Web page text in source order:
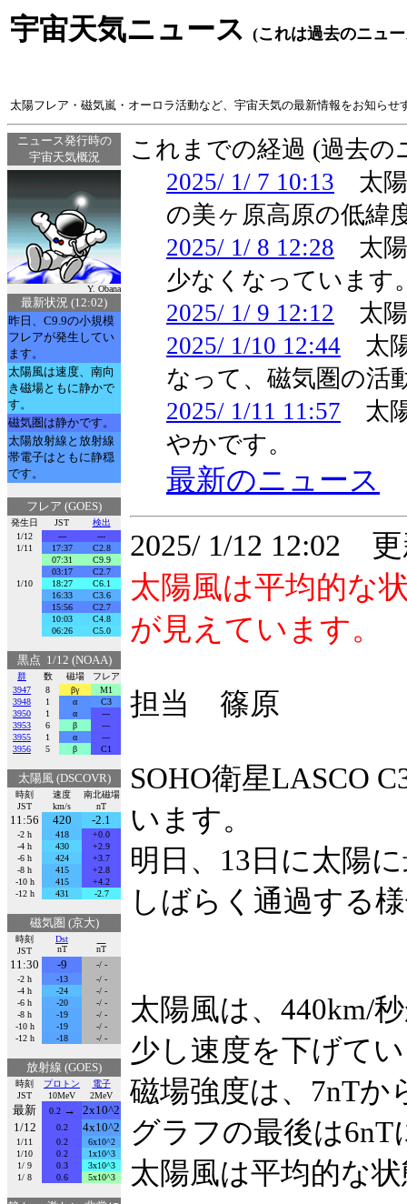
宇宙天気ニュース (これは過去のニュ
太陽フレア・磁気嵐・オーロラ活動など、宇宙天気の最新情報をお知らせ
ニュース発行時の
宇宙天気概況
Y. Obana
最新状況 (12:02)
昨日、C9.9の小規模
フレアが発生してい
ます。
太陽風は速度、南向
き磁場ともに静かで
す。
磁気圏は静かです。
太陽放射線と放射線
帯電子はともに静穏
です。
フレア (GOES)
発生日 JST
検出
1/12
---
---
1/11
17:37
C2.8
07:31
C9.9
03:17
C2.7
1/10
18:27
C6.1
16:33
C3.6
15:56
C2.7
10:03
C4.8
06:26
C5.0
黒点 1/12 (NOAA)
群 数 磁場
フレア
3947
8 βγ
M1
3948
1 α
C3
3950
1 α
---
3953
6 β
---
3955
1 α
---
3956
5 β C1
太陽風 (DSCOVR)
時刻
JST
速度
km/s
南北磁場
nT
11:56 420 -2.1
-2 h 418
+0.0
-4 h
430
+2.9
-6 h
424
+3.7
-8 h
415
+2.8
-10 h
415
+4.2
-12 h
431 -2.7
磁気圏 (京大)
時刻
JST
Dst
nT
nT
11:30 -9
-/ -
-2 h
-13
-/ -
-4 h
-24
-/ -
-6 h
-20
-/ -
-8 h
-19
-/ -
-10 h
-19
-/ -
-12 h
-18 -/ -
放射線 (GOES)
時刻
JST
プロトン
10MeV
電子
2MeV
最新 0.2→
2x10^2
1/12
0.2 4x10^2
1/11 0.2
6x10^2
1/10
0.2
1x10^3
1/ 9
0.3
3x10^3
1/ 8
0.6 5x10^3
これまでの経過 (過去
2025/ 1/ 7 10:13 太陽
の美ヶ原高原の低緯
2025/ 1/ 8 12:28 太陽
少なくなっています
2025/ 1/ 9 12:12 太陽
2025/ 1/10 12:44 太
なって、磁気圏の活
2025/ 1/11 11:57 太
やかです。
最新のニュース
2025/ 1/12 12:02
太陽風は平均的な
が見えています。
担当 篠原
SOHO衛星LASCO
います。
明日、13日に太陽
しばらく通過する
太陽風は、440km/
少し速度を下げて
磁場強度は、7nTか
グラフの最後は
太陽風は平均的な